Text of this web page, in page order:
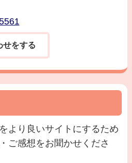
せをする
より良いサイトにするため
ご感想をお聞かせくださ